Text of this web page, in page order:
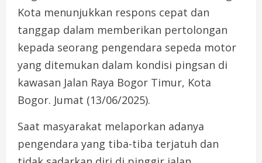
Kota menunjukkan respons cepat dan
tanggap dalam memberikan pertolongan
kepada seorang pengendara sepeda motor
yang ditemukan dalam kondisi pingsan di
kawasan Jalan Raya Bogor Timur, Kota
Bogor. Jumat (13/06/2025).
Saat masyarakat melaporkan adanya
pengendara yang tiba-tiba terjatuh dan